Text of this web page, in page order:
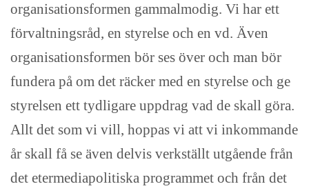
organisationsformen gammalmodig. Vi har ett
förvaltningsråd, en styrelse och en vd. Även
organisationsformen bör ses över och man bör
fundera på om det räcker med en styrelse och ge
styrelsen ett tydligare uppdrag vad de skall göra.
Allt det som vi vill, hoppas vi att vi inkommande
år skall få se även delvis verkställt utgående från
det etermediapolitiska programmet och från det